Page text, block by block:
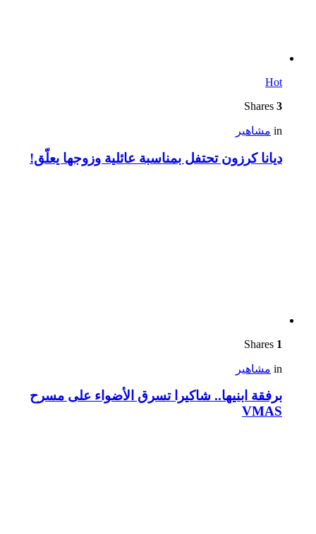
Hot
3
in مشاهير
ديانا كرزون تحتفل بمناسبة عائلية وزوجها يعلّق!
1
in مشاهير
برفقة ابنيها.. شاكيرا تسرق الأضواء على مسرح
VMAS